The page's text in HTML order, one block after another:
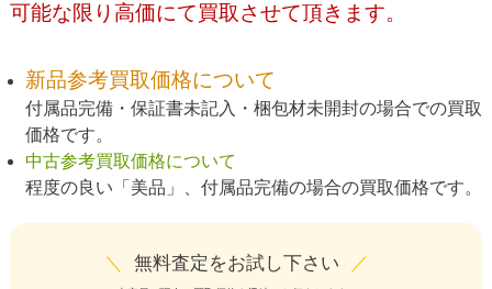
可能な限り高価にて買取させて頂きます。
新品参考買取価格について
付属品完備・保証書未記入・梱包材未開封の場合での買取
価格です。
中古参考買取価格について
程度の良い「美品」、付属品完備の場合の買取価格です。
＼ 無料査定をお試し下さい ／